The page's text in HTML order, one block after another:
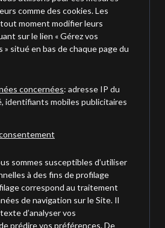
comme des cookies. Les
moment modifier leurs
sur le lien « Gérez vos
situé en bas de chaque page du
concernées: adresse IP du
identifiants mobiles publicitaires
sommes susceptibles d’utiliser
à des fins de profilage
correspond au traitement
de navigation sur le Site. Il
d’analyser vos
prédire vos préférences. De